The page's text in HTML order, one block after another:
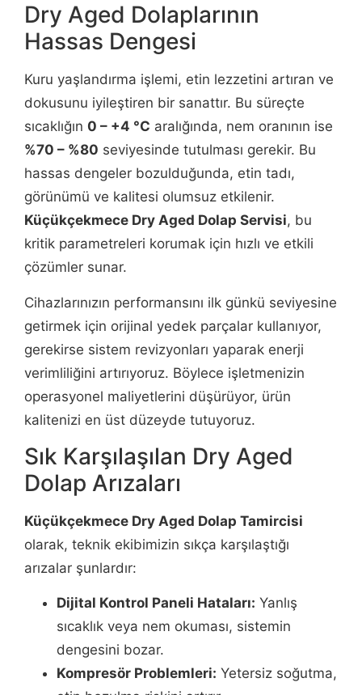
Dry Aged Dolaplarının
Hassas Dengesi
Kuru yaşlandırma işlemi, etin lezzetini artıran ve
dokusunu iyileştiren bir sanattır. Bu süreçte
sıcaklığın 0 – +4 °C aralığında, nem oranının ise
%70 – %80 seviyesinde tutulması gerekir. Bu
hassas dengeler bozulduğunda, etin tadı,
görünümü ve kalitesi olumsuz etkilenir.
Küçükçekmece Dry Aged Dolap Servisi, bu
kritik parametreleri korumak için hızlı ve etkili
çözümler sunar.
Cihazlarınızın performansını ilk günkü seviyesine
getirmek için orijinal yedek parçalar kullanıyor,
gerekirse sistem revizyonları yaparak enerji
verimliliğini artırıyoruz. Böylece işletmenizin
operasyonel maliyetlerini düşürüyor, ürün
kalitenizi en üst düzeyde tutuyoruz.
Sık Karşılaşılan Dry Aged
Dolap Arızaları
Küçükçekmece Dry Aged Dolap Tamircisi
olarak, teknik ekibimizin sıkça karşılaştığı
arızalar şunlardır:
Dijital Kontrol Paneli Hataları: Yanlış
sıcaklık veya nem okuması, sistemin
dengesini bozar.
Kompresör Problemleri: Yetersiz soğutma,